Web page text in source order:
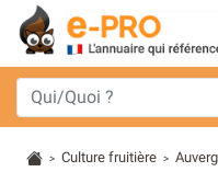
> Culture fruitière >